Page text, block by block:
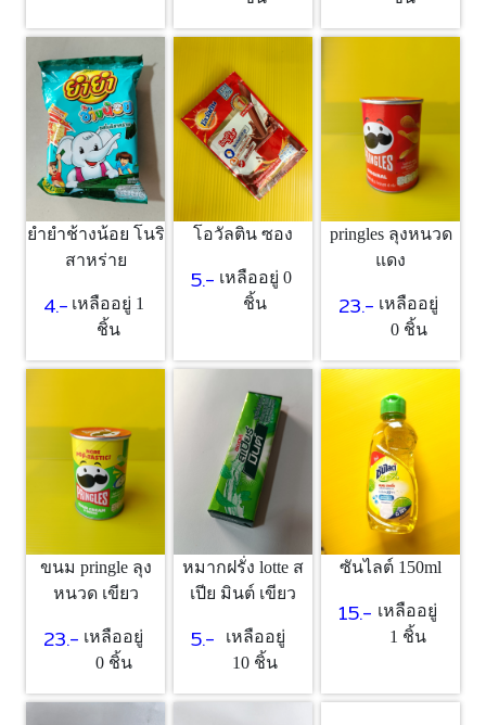
ยำยำช้างน้อย โนริ
สาหร่าย
4.- เหลืออยู่ 1
ชิ้น
โอวัลติน ซอง
5.- เหลืออยู่ 0
ชิ้น
pringles ลุงหนวด
แดง
23.- เหลืออยู่
0 ชิ้น
ขนม pringle ลุง
หนวด เขียว
23.- เหลืออยู่
0 ชิ้น
หมากฝรั่ง lotte ส
เปีย มินต์ เขียว
5.-
เหลืออยู่
10 ชิ้น
ซันไลต์ 150ml
15.- เหลืออยู่
1 ชิ้น